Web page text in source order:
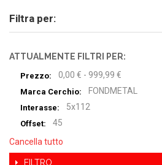
Filtra per:
ATTUALMENTE FILTRI PER:
Prezzo: 0,00 € - 999,99 €
Marca Cerchio: FONDMETAL
Interasse: 5x112
Offset:
45
Cancella tutto
FILTRO